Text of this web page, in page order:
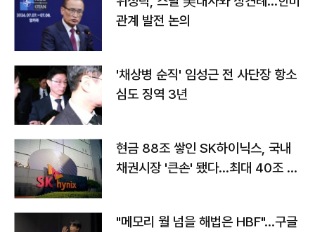
관계 발전 논의
'채상병 순직' 임성근 전 사단장 항소
심도 징역 3년
현금 88조 쌓인 SK하이닉스, 국내
채권시장 '큰손' 됐다…최대 40조 투
"메모리 월 넘을 해법은 HBF"…구글